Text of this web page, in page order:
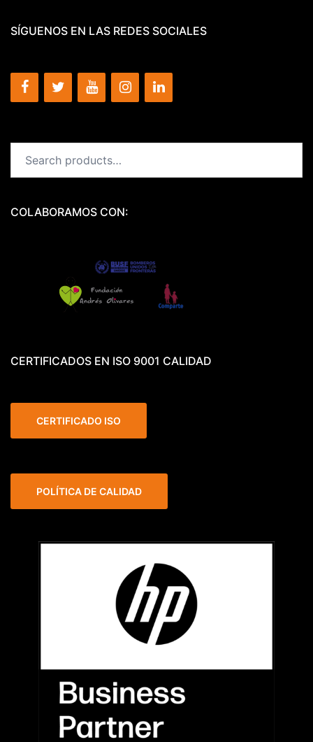
SÍGUENOS EN LAS REDES SOCIALES
for:
COLABORAMOS CON:
CERTIFICADOS EN ISO 9001 CALIDAD
CERTIFICADO ISO
POLÍTICA DE CALIDAD